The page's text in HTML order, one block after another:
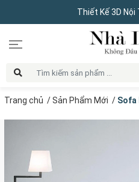
Thiết Kế 3D Nội
Trang chủ /Sản Phẩm Mới / Sofa